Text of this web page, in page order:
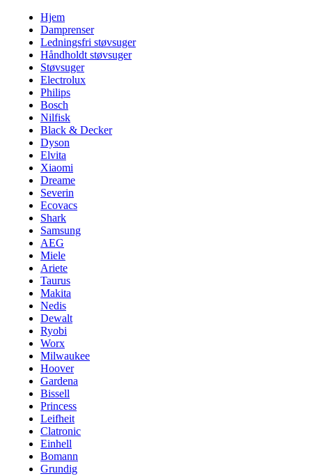
Hjem
Damprenser
Ledningsfri støvsuger
Håndholdt støvsuger
Støvsuger
Electrolux
Philips
Bosch
Nilfisk
Black & Decker
Dyson
Elvita
Xiaomi
Dreame
Severin
Ecovacs
Shark
Samsung
AEG
Miele
Ariete
Taurus
Makita
Nedis
Dewalt
Ryobi
Worx
Milwaukee
Hoover
Gardena
Bissell
Princess
Leifheit
Clatronic
Einhell
Bomann
Grundig